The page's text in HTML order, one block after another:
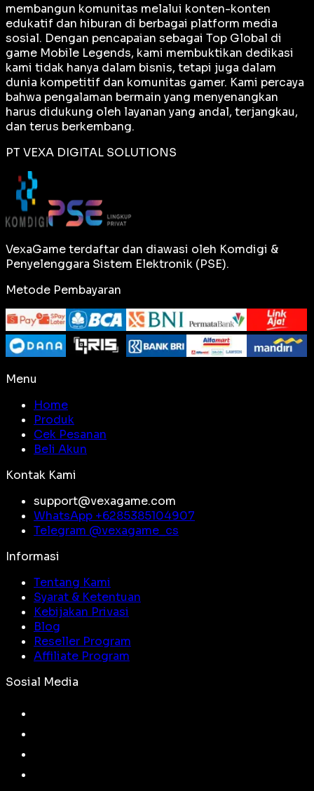
membangun komunitas melalui konten-konten
edukatif dan hiburan di berbagai platform media
sosial. Dengan pencapaian sebagai Top Global di
game Mobile Legends, kami membuktikan dedikasi
kami tidak hanya dalam bisnis, tetapi juga dalam
dunia kompetitif dan komunitas gamer. Kami percaya
bahwa pengalaman bermain yang menyenangkan
harus didukung oleh layanan yang andal, terjangkau,
dan terus berkembang.
PT VEXA DIGITAL SOLUTIONS
VexaGame terdaftar dan diawasi oleh Komdigi &
Penyelenggara Sistem Elektronik (PSE).
Metode Pembayaran
Menu
Home
Produk
Cek Pesanan
Beli Akun
Kontak Kami
support@vexagame.com
WhatsApp +6285385104907
Telegram @vexagame_cs
Informasi
Tentang Kami
Syarat & Ketentuan
Kebijakan Privasi
Blog
Reseller Program
Affiliate Program
Sosial Media